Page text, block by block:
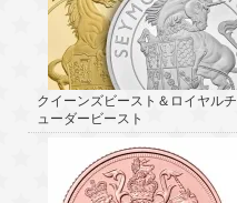
クイーンズビースト＆ロイヤルチ
ューダービースト